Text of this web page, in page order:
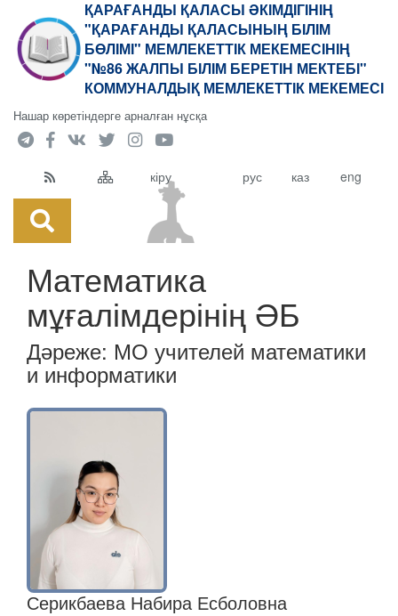
ҚАРАҒАНДЫ ҚАЛАСЫ ӘКІМДІГІНІҢ
"ҚАРАҒАНДЫ ҚАЛАСЫНЫҢ БІЛІМ
БӨЛІМІ" МЕМЛЕКЕТТІК МЕКЕМЕСІНІҢ
"№86 ЖАЛПЫ БІЛІМ БЕРЕТІН МЕКТЕБІ"
КОММУНАЛДЫҚ МЕМЛЕКЕТТІК МЕКЕМЕСІ
Нашар көретіндерге арналған нұсқа
кіру рус каз eng
Математика
мұғалімдерінің ӘБ
Дәреже: МО учителей математики
и информатики
Серикбаева Набира Есболовна